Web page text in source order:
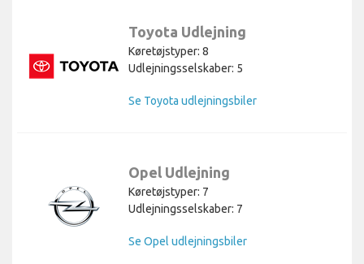
Toyota Udlejning
Køretøjstyper: 8
Udlejningsselskaber: 5
Se Toyota udlejningsbiler
Opel Udlejning
Køretøjstyper: 7
Udlejningsselskaber: 7
Se Opel udlejningsbiler